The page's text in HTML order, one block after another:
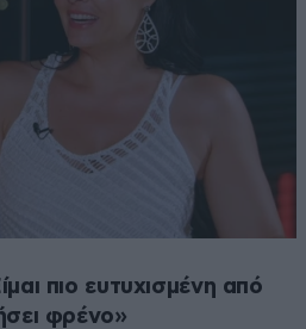
πιο ευτυχισμένη από
φρένο»